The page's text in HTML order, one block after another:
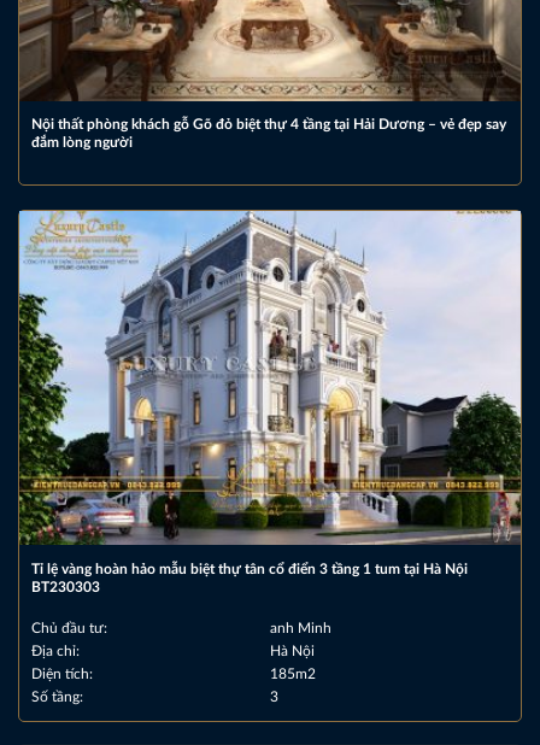
Nội thất phòng khách gỗ Gõ đỏ biệt thự 4 tầng tại Hải Dương – vẻ đẹp say
đắm lòng người
Tỉ lệ vàng hoàn hảo mẫu biệt thự tân cổ điển 3 tầng 1 tum tại Hà Nội
BT230303
Chủ đầu tư:
anh Minh
Địa chỉ:
Hà Nội
Diện tích:
185m2
Số tầng:
3